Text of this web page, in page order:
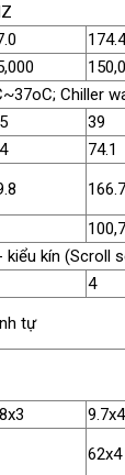
Chiller
39
74.1
166.7
kiểu kín (Scroll
4
tự
9.7x4
62x4